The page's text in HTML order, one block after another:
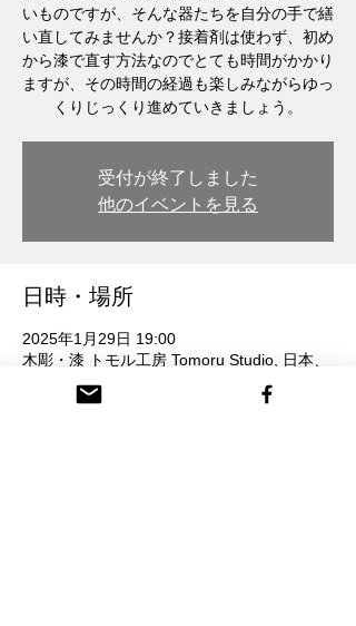
いものですが、そんな器たちを自分の手で繕
い直してみませんか？接着剤は使わず、初め
から漆で直す方法なのでとても時間がかかり
ますが、その時間の経過も楽しみながらゆっ
くりじっくり進めていきましょう。
受付が終了しました
他のイベントを見る
日時・場所
2025年1月29日 19:00
木彫・漆 トモル工房 Tomoru Studio, 日本、
〒932-0217 富山県南砺市本町３丁目 26番